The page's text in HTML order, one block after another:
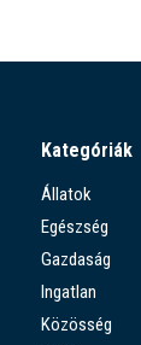
Kategóriák
Állatok
Egészség
Gazdaság
Ingatlan
Közösség